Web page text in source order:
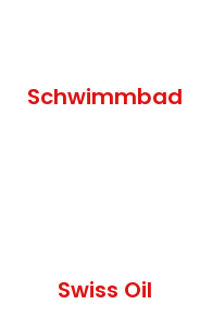
Schwimmbad
Swiss Oil